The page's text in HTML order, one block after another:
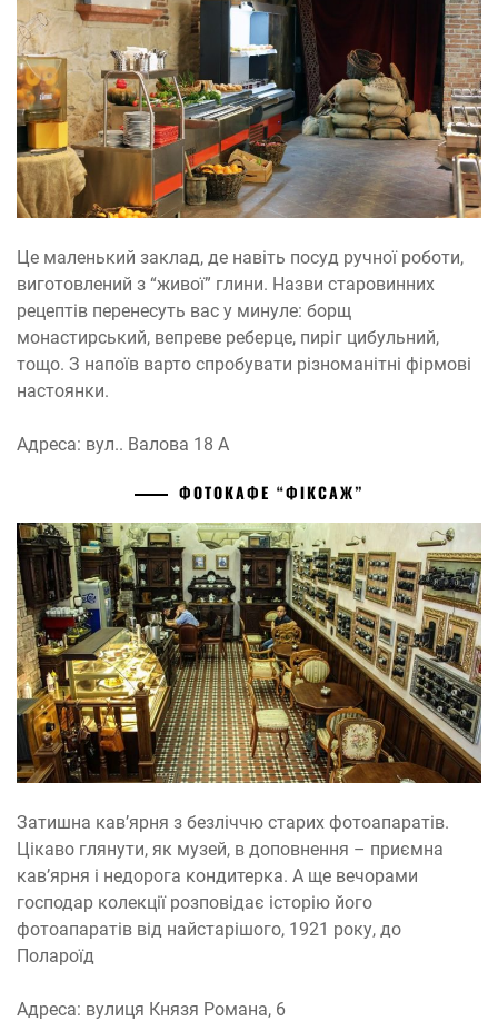
Це маленький заклад, де навіть посуд ручної роботи,
виготовлений з “живої” глини. Назви старовинних
рецептів перенесуть вас у минуле: борщ
монастирський, вепреве реберце, пиріг цибульний,
тощо. З напоїв варто спробувати різноманітні фірмові
настоянки.
Адреса: вул.. Валова 18 А
ФОТОКАФЕ “ФІКСАЖ”
Затишна кав’ярня з безліччю старих фотоапаратів.
Цікаво глянути, як музей, в доповнення – приємна
кав’ярня і недорога кондитерка. А ще вечорами
господар колекції розповідає історію його
фотоапаратів від найстарішого, 1921 року, до
Полароїд
Адреса: вулиця Князя Романа, 6